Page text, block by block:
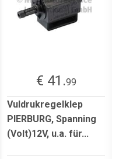
€ 41.99
Vuldrukregelklep
PIERBURG, Spanning
(Volt)12V, u.a. für...